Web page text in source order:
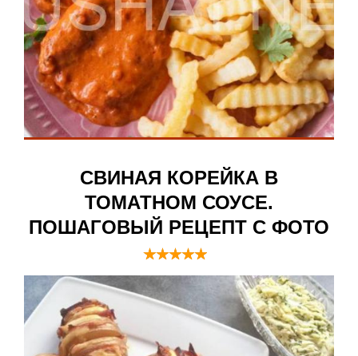
СВИНАЯ КОРЕЙКА В
ТОМАТНОМ СОУСЕ.
ПОШАГОВЫЙ РЕЦЕПТ С ФОТО